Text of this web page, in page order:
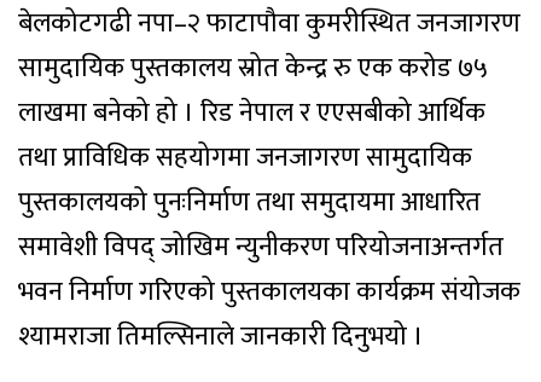
बेलकोटगढी नपा–२ फाटापौवा कुमरीस्थित जनजागरण
सामुदायिक पुस्तकालय स्रोत केन्द्र रु एक करोड ७५
लाखमा बनेको हो । रिड नेपाल र एएसबीको आर्थिक
तथा प्राविधिक सहयोगमा जनजागरण सामुदायिक
पुस्तकालयको पुनःनिर्माण तथा समुदायमा आधारित
समावेशी विपद् जोखिम न्युनीकरण परियोजनाअन्तर्गत
भवन निर्माण गरिएको पुस्तकालयका कार्यक्रम संयोजक
श्यामराजा तिमल्सिनाले जानकारी दिनुभयो ।